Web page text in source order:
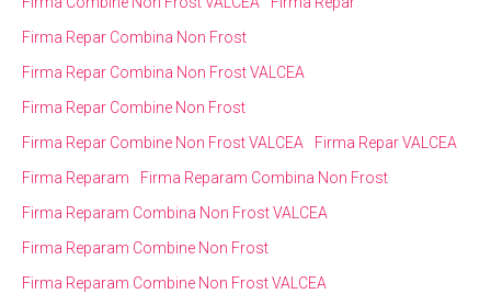
Firma Repar Combina Non Frost
Firma Repar Combina Non Frost VALCEA
Firma Repar Combine Non Frost
Firma Repar Combine Non Frost VALCEA
Firma Repar VALCEA
Firma Reparam
Firma Reparam Combina Non Frost
Firma Reparam Combina Non Frost VALCEA
Firma Reparam Combine Non Frost
Firma Reparam Combine Non Frost VALCEA